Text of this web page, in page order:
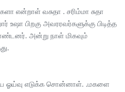
என்றாள் வசுதா . சரிம்மா சுதா
உஷா பிறகு அவரரவர்களுக்கு பிடித்த
அன்று நாள் மிகவும்
ஓய்வு எடுக்க சொன்னாள். .மகளை